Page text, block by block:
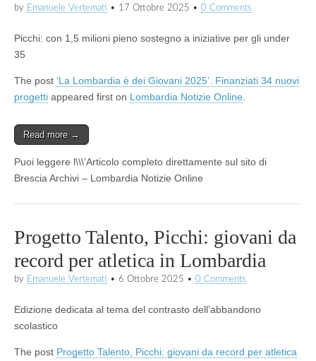
by Emanuele Vertemati • 17 Ottobre 2025 • 0 Comments
Picchi: con 1,5 milioni pieno sostegno a iniziative per gli under
35
The post ‘La Lombardia è dei Giovani 2025’. Finanziati 34 nuovi
progetti appeared first on Lombardia Notizie Online
Read more →
Puoi leggere l\\\’Articolo completo direttamente sul sito di
Brescia Archivi – Lombardia Notizie Online
Progetto Talento, Picchi: giovani da
record per atletica in Lombardia
by Emanuele Vertemati • 6 Ottobre 2025 • 0 Comments
Edizione dedicata al tema del contrasto dell’abbandono
scolastico
The post Progetto Talento, Picchi: giovani da record per atletica